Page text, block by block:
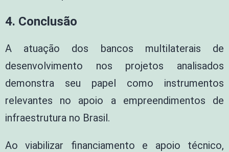
4. Conclusão
A atuação dos bancos multilaterais de
desenvolvimento nos projetos analisados
demonstra seu papel como instrumentos
relevantes no apoio a empreendimentos de
infraestrutura no Brasil.
Ao viabilizar financiamento e apoio técnico,